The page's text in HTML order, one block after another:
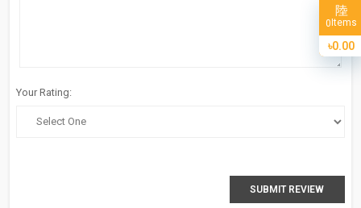
Your Rating:
SUBMIT REVIEW
Items
৳0.00